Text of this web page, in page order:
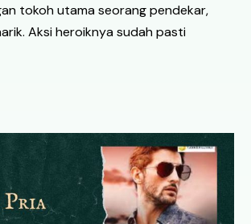
tokoh utama seorang pendekar,
Aksi heroiknya sudah pasti